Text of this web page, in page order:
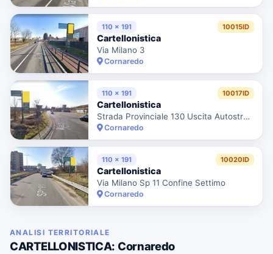
110 x 191 10015ID
Cartellonistica
Via Milano 3
Cornaredo
110 x 191 10017ID
Cartellonistica
Strada Provinciale 130 Uscita Autostrada Per Torino
Cornaredo
110 x 191 10020ID
Cartellonistica
Via Milano Sp 11 Confine Settimo
Cornaredo
ANALISI TERRITORIALE
CARTELLONISTICA: Cornaredo